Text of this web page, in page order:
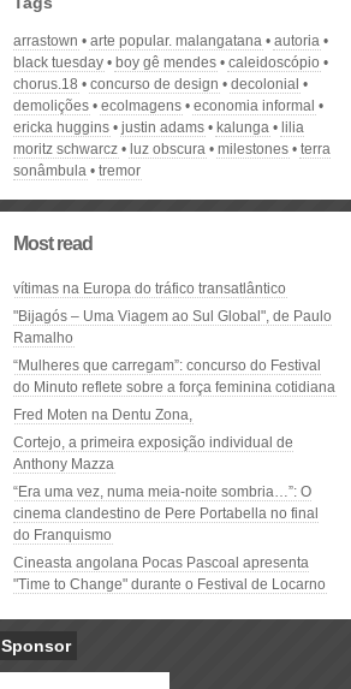
arrastown arte popular. malangatana
autoria
black tuesday
boy gê mendes
caleidoscópio
chorus.18
concurso de design
decolonial
demolições
ecolmagens
economia informal
ericka huggins
justin adams kalunga
lilia
moritz schwarcz
luz obscura milestones
terra
sonâmbula
tremor
Most read
vítimas na Europa do tráfico transatlântico
"Bijagós – Uma Viagem ao Sul Global", de Paulo
Ramalho
“Mulheres que carregam”: concurso do Festival
do Minuto reflete sobre a força feminina cotidiana
Fred Moten na Dentu Zona,
Cortejo, a primeira exposição individual de
Anthony Mazza
“Era uma vez, numa meia-noite sombria…”: O
cinema clandestino de Pere Portabella no final
do Franquismo
Cineasta angolana Pocas Pascoal apresenta
"Time to Change" durante o Festival de Locarno
Sponsor